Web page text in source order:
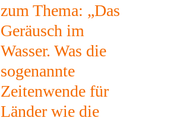
zum Thema: „Das
Geräusch im
Wasser. Was die
sogenannte
Zeitenwende für
Länder wie die